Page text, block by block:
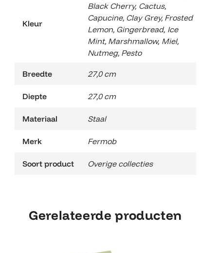
Kleur
Black Cherry, Cactus,
Capucine, Clay Grey, Frosted
Lemon, Gingerbread, Ice
Mint, Marshmallow, Miel,
Nutmeg, Pesto
Breedte 27,0 cm
Diepte 27,0 cm
Materiaal Staal
Merk Fermob
Soort product Overige collecties
Gerelateerde producten